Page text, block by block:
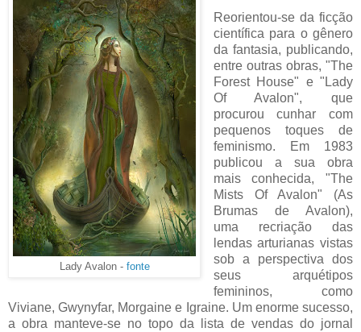
Lady Avalon - fonte
Reorientou-se da ficção
científica para o gênero
da fantasia, publicando,
entre outras obras, "The
Forest House" e "Lady
Of Avalon", que
procurou cunhar com
pequenos toques de
feminismo. Em 1983
publicou a sua obra
mais conhecida, "The
Mists Of Avalon" (As
Brumas de Avalon),
uma recriação das
lendas arturianas vistas
sob a perspectiva dos
seus arquétipos
femininos, como
Viviane, Gwynyfar, Morgaine e Igraine. Um enorme sucesso,
a obra manteve-se no topo da lista de vendas do jornal